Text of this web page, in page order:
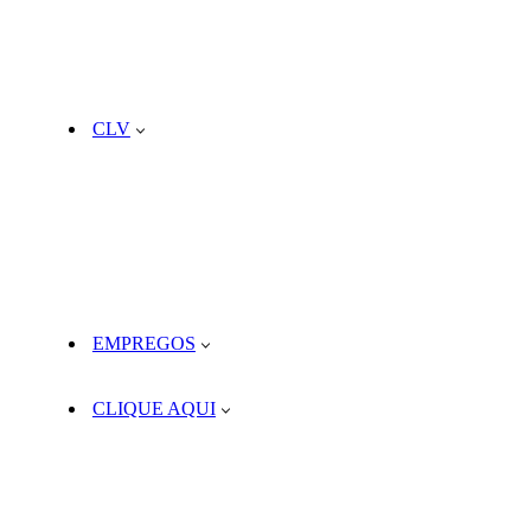
CLV
EMPREGOS
CLIQUE AQUI